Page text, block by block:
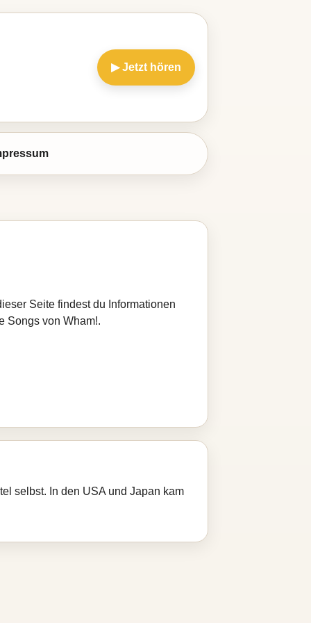
▶ Jetzt hören
Seite findest du Informationen
Songs von Wham!.
selbst. In den USA und Japan kam